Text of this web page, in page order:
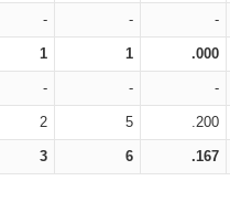
- - -
1 1 .000
- - -
2 5 .200
3 6 .167